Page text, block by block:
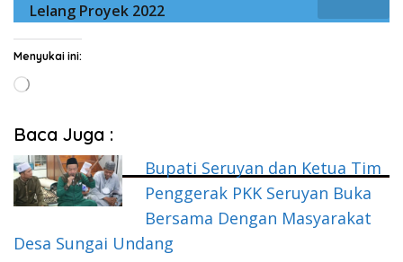
Lelang Proyek 2022
Menyukai ini:
Memuat...
Baca Juga :
Bupati Seruyan dan Ketua Tim
Penggerak PKK Seruyan Buka
Bersama Dengan Masyarakat
Desa Sungai Undang